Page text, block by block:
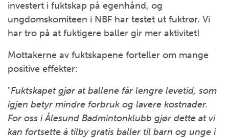
investert i fuktskap på egenhånd, og
ungdomskomiteen i NBF har testet ut fuktrør. Vi
har tro på at fuktigere baller gir mer aktivitet!
Mottakerne av fuktskapene forteller om mange
positive effekter:
"Fuktskapet gjør at ballene får lengre levetid, som
igjen betyr mindre forbruk og lavere kostnader.
For oss i Ålesund Badmintonklubb gjør dette at vi
kan fortsette å tilby gratis baller til barn og unge i